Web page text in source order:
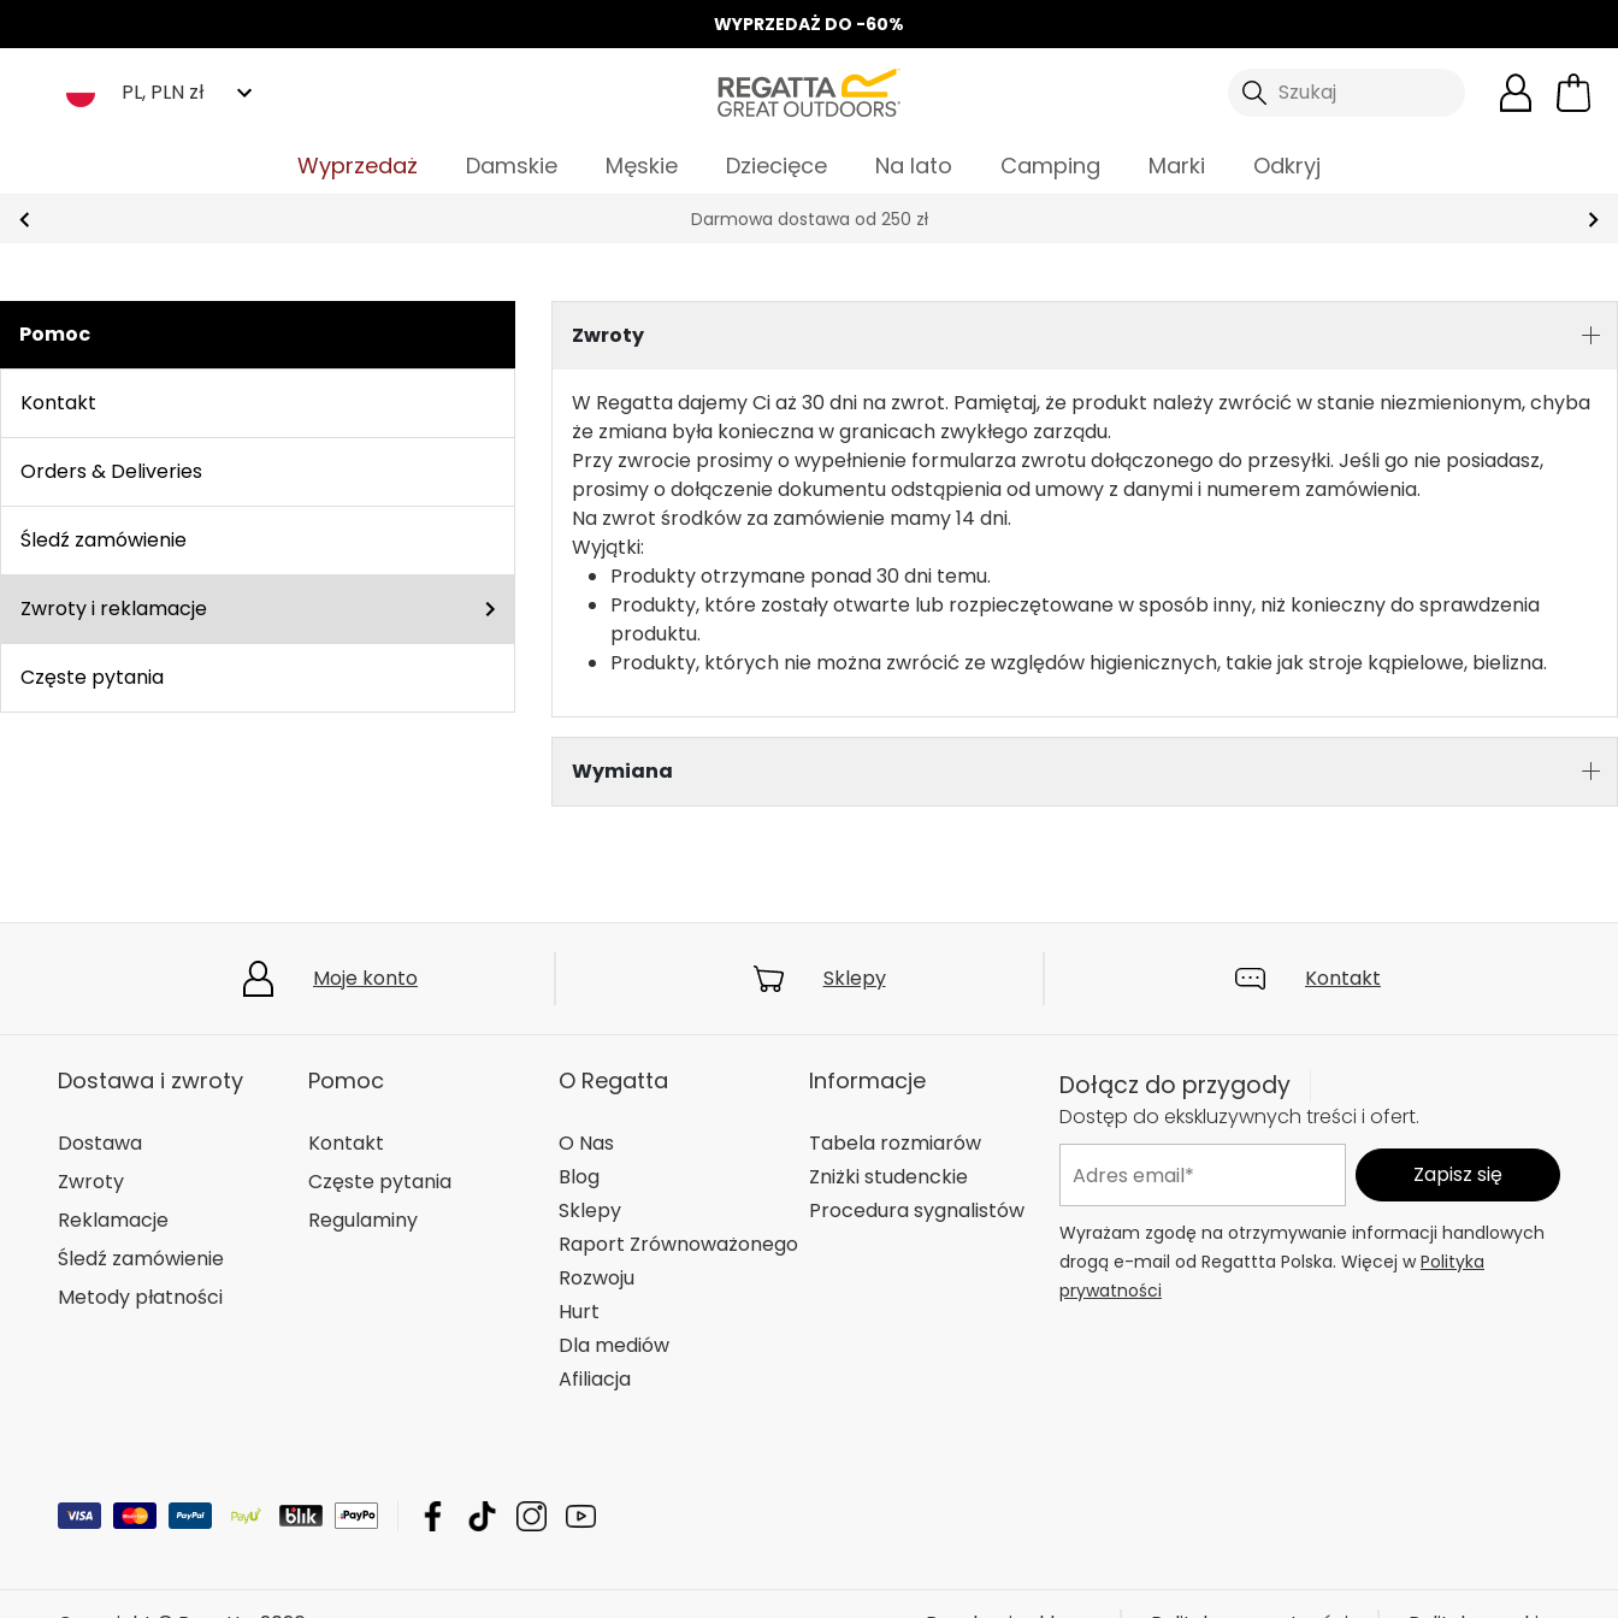
WYPRZEDAŻ DO -60%
PL, PLN zł Szukaj
Wyprzedaż Damskie Męskie Dziecięce Na lato Camping Marki Odkryj
Darmowa dostawa od 250 zł
Pomoc
Kontakt
Orders & Deliveries
Śledź zamówienie
Zwroty i reklamacje
Częste pytania
Zwroty
W Regatta dajemy Ci aż 30 dni na zwrot. Pamiętaj, że produkt należy zwrócić w stanie niezmienionym, chyba
że zmiana była konieczna w granicach zwykłego zarządu.
Przy zwrocie prosimy o wypełnienie formularza zwrotu dołączonego do przesyłki. Jeśli go nie posiadasz,
prosimy o dołączenie dokumentu odstąpienia od umowy z danymi i numerem zamówienia.
Na zwrot środków za zamówienie mamy 14 dni.
Wyjątki:
Produkty otrzymane ponad 30 dni temu.
Produkty, które zostały otwarte lub rozpieczętowane w sposób inny, niż konieczny do sprawdzenia
produktu.
Produkty, których nie można zwrócić ze względów higienicznych, takie jak stroje kąpielowe, bielizna.
Wymiana
Moje konto Sklepy Kontakt
Dostawa i zwroty
Dostawa
Zwroty
Reklamacje
Śledź zamówienie
Metody płatności
Pomoc
Kontakt
Częste pytania
Regulaminy
O Regatta
O Nas
Blog
Sklepy
Raport Zrównoważonego
Rozwoju
Hurt
Dla mediów
Afiliacja
Informacje
Tabela rozmiarów
Zniżki studenckie
Procedura sygnalistów
Dołącz do przygody
Dostęp do ekskluzywnych treści i ofert.
Wyrażam zgodę na otrzymywanie informacji handlowych
drogą e-mail od Regattta Polska. Więcej wPolityka
prywatności